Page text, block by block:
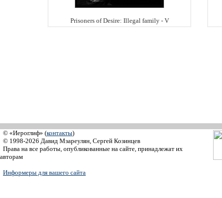
Prisoners of Desire: Illegal family - V
© «Иероглиф» (контакты)
© 1998-2026 Давид Мзареулян, Сергей Козинцев
Права на все работы, опубликованные на сайте, принадлежат их
авторам
Информеры для вашего сайта